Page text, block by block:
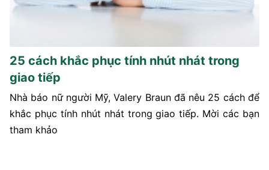
25 cách khắc phục tính nhút nhát trong
giao tiếp
Nhà báo nữ người Mỹ, Valery Braun đã nêu 25 cách để
khắc phục tính nhút nhát trong giao tiếp. Mời các bạn
tham khảo